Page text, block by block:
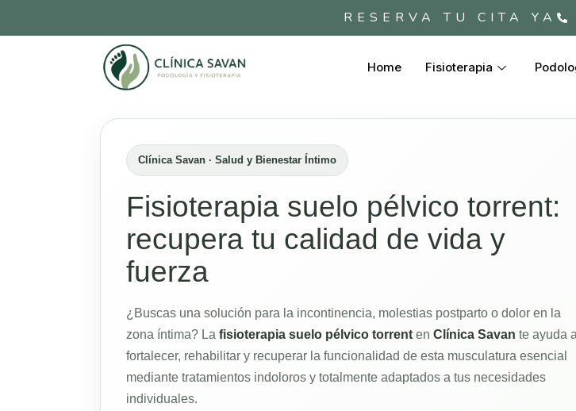
RESERVA TU CITA YA
Home Fisioterapia
Clínica Savan · Salud y Bienestar Íntimo
Fisioterapia suelo pélvico torrent:
recupera tu calidad de vida y
fuerza
¿Buscas una solución para la incontinencia, molestias postparto o dolor en la
zona íntima? La fisioterapia suelo pélvico torrent en Clínica Savan te ayuda a
fortalecer, rehabilitar y recuperar la funcionalidad de esta musculatura esencial
mediante tratamientos indoloros y totalmente adaptados a tus necesidades
individuales.